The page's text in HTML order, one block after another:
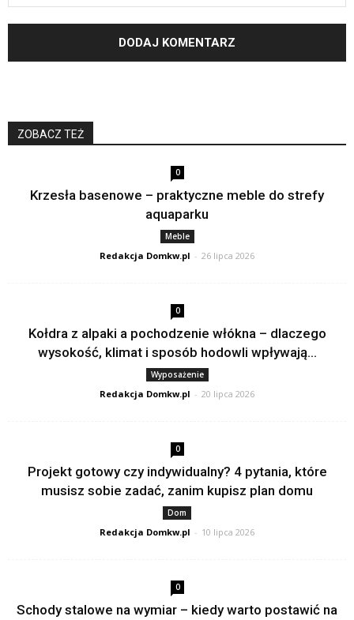
ZOBACZ TEŻ
0
Krzesła basenowe – praktyczne meble do strefy
aquaparku
Meble
Redakcja Domkw.pl - 26 lipca 2026
0
Kołdra z alpaki a pochodzenie włókna – dlaczego
wysokość, klimat i sposób hodowli wpływają...
Wyposażenie
Redakcja Domkw.pl - 20 lipca 2026
0
Projekt gotowy czy indywidualny? 4 pytania, które
musisz sobie zadać, zanim kupisz plan domu
Dom
Redakcja Domkw.pl - 10 lipca 2026
0
Schody stalowe na wymiar – kiedy warto postawić na